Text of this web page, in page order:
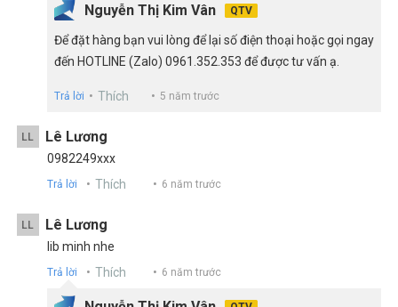
Nguyễn Thị Kim Vân QTV
Để đặt hàng bạn vui lòng để lại số điện thoại hoặc gọi ngay
đến HOTLINE (Zalo) 0961.352.353 để được tư vấn ạ.
Trả lời Thích 5 năm trước
LL Lê Lương
0982249xxx
Trả lời Thích 6 năm trước
LL Lê Lương
Iib minh nhe
Trả lời Thích 6 năm trước